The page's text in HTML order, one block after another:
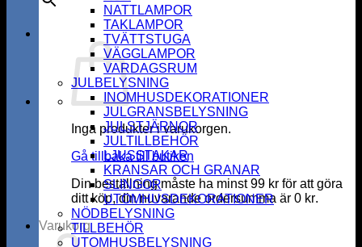
Inga produkter i varukorgen.
Gå tillbaka till butiken
Din beställning måste ha minst99 kr för att göra
ditt köp, din nuvarande ordersumma är 0 kr.
Varukorg
NATTLAMPOR
TAKLAMPOR
TVÄTTSTUGA
VÄGGLAMPOR
VARDAGSRUM
JULBELYSNING
INOMHUSDEKORATIONER
JULGRANSBELYSNING
JULSTJÄRNOR
JULTILLBEHÖR
LJUSSTAKAR
KRANSAR OCH GRANAR
SLINGOR
UTOMHUSDEKORATIONER
NÖDBELYSNING
TILLBEHÖR
UTOMHUSBELYSNING